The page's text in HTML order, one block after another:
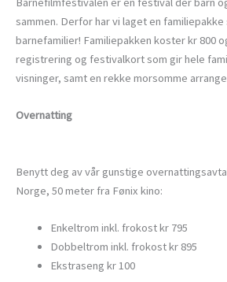
sammen. Derfor har vi laget en
barnefamilier! Familiepakken koster kr 800
registrering og festivalkort som gir hele
visninger, samt en rekke morsomme
Overnatting
Benytt deg av vår gunstige
Norge, 50 meter fra Fønix kino:
Enkeltrom inkl. frokost kr 795
Dobbeltrom inkl. frokost kr 895
Ekstraseng kr 100